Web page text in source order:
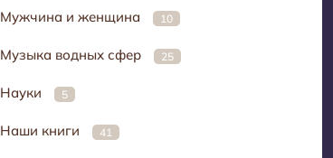
Мужчина и женщина 10
Музыка водных сфер 25
Науки 5
Наши книги 41